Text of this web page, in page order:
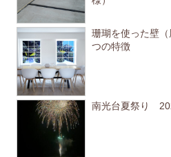
珊瑚を使った壁
つの特徴
南光台夏祭り